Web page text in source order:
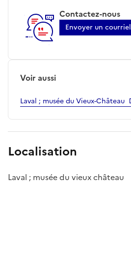
Contactez-nous
Envoyer un courriel
Voir aussi
Laval ; musée du Vieux-Château
Localisation
Laval ; musée du vieux château